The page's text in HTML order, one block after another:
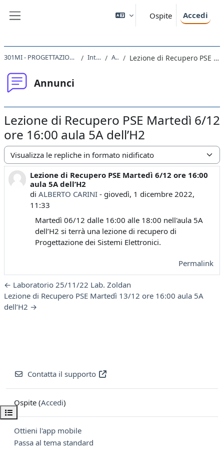
Ospite Accedi
Apri indice del corso
301MI - PROGETTAZIONE DI SISTEMI ELETTRONICI 2022 Introduzione Annunci Lezione di Recupero PSE Martedì 6/12 ore 16:00 aula 5A dell’H2
Annunci
Lezione di Recupero PSE Martedì 6/12
ore 16:00 aula 5A dell’H2
Modalità visualizzazione
Lezione di Recupero PSE Martedì 6/12 ore 16:00
aula 5A dell’H2
diALBERTO CARINI -giovedì, 1 dicembre 2022,
11:33
Numero di risposte: 0
Martedì 06/12 dalle 16:00 alle 18:00 nell'aula 5A
dell’H2 si terrà una lezione di recupero di
Progettazione dei Sistemi Elettronici.
Permalink
← Laboratorio 25/11/22 Lab. Zoldan
Lezione di Recupero PSE Martedì 13/12 ore 16:00 aula 5A
dell’H2 →
Contatta il supporto
Ospite (Accedi)
Ottieni l'app mobile
Passa al tema standard